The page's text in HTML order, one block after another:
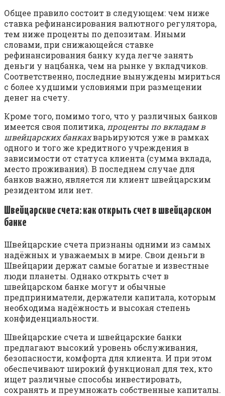
Общее правило состоит в следующем: чем ниже
ставка рефинансирования валютного регулятора,
тем ниже проценты по депозитам. Иными
словами, при снижающейся ставке
рефинансирования банку куда легче занять
деньги у нацбанка, чем на рынке у вкладчиков.
Соответственно, последние вынуждены мириться
с более худшими условиями при размещении
денег на счету.
Кроме того, помимо того, что у различных банков
имеется своя политика, проценты по вкладам в
швейцарских банкахварьируются уже в рамках
одного и того же кредитного учреждения в
зависимости от статуса клиента (сумма вклада,
место проживания). В последнем случае для
банков важно, является ли клиент швейцарским
резидентом или нет.
Швейцарские счета: как открыть счет в швейцарском
банке
Швейцарские счета признаны одними из самых
надёжных и уважаемых в мире. Свои деньги в
Швейцарии держат самые богатые и известные
люди планеты. Однако открыть счет в
швейцарском банке могут и обычные
предприниматели, держатели капитала, которым
необходима надёжность и высокая степень
конфиденциальности.
Швейцарские счета и швейцарские банки
предлагают высокий уровень обслуживания,
безопасности, комфорта для клиента. И при этом
обеспечивают широкий функционал для тех, кто
ищет различные способы инвестировать,
сохранять и преумножать собственные капиталы.